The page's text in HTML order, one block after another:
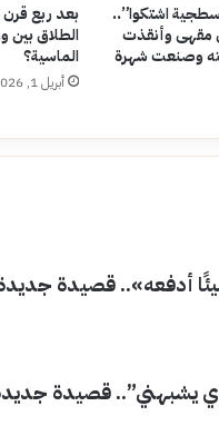
اشتكوا”..
مقهى وأنقذت
وصنعت شهرة
بعد ربع
الطلاق بين
الماسية؟
أبريل 1, 2026
أدفعه».. قصيدة
يشبهني”.. قصيدة